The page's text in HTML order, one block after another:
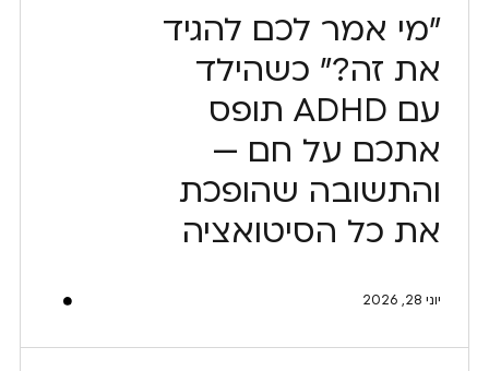
"מי אמר לכם להגיד
את זה?" כשהילד
עם ADHD תופס
אתכם על חם —
והתשובה שהופכת
את כל הסיטואציה
יוני 28, 2026